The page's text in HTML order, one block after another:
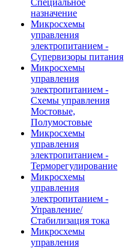
Специальное
назначение
Микросхемы
управления
электропитанием -
Супервизоры питания
Микросхемы
управления
электропитанием -
Схемы управления
Мостовые,
Полумостовые
Микросхемы
управления
электропитанием -
Терморегулирование
Микросхемы
управления
электропитанием -
Управление/
Стабилизация тока
Микросхемы
управления